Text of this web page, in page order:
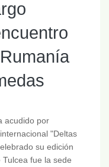
acudido por
"Deltas
su edición
fue la sede